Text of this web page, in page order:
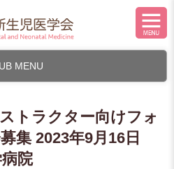
MENU
トラクター向けフォ
集 2023年9月16日
病院